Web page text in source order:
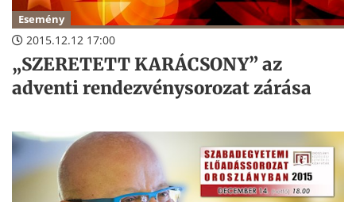
Esemény
2015.12.12 17:00
„SZERETETT KARÁCSONY” az
adventi rendezvénysorozat zárása